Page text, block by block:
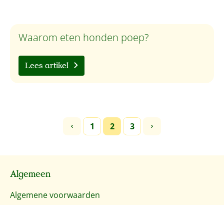
Waarom eten honden poep?
Lees artikel
Pagina
1 Pagina
2 Pagina
3
Algemeen
Algemene voorwaarden